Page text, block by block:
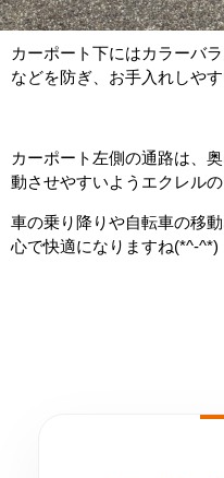
カーポート下にはカラーバ
などを防ぎ、お手入れしや
カーポート左側の通路は、
動させやすいようエクレル
車の乗り降りや自転車の移
心で快適になりますね(*^-^*)